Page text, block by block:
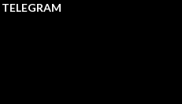
TELEGRAM